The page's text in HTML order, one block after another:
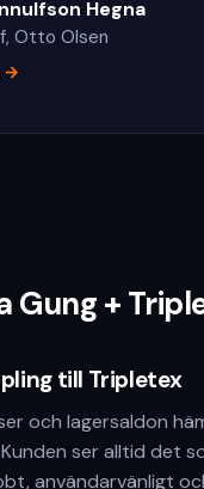
Hegna
, Otto Olsen
→
Gung +
till Tripletex
och lagersaldon
ser alltid det
användarvänligt